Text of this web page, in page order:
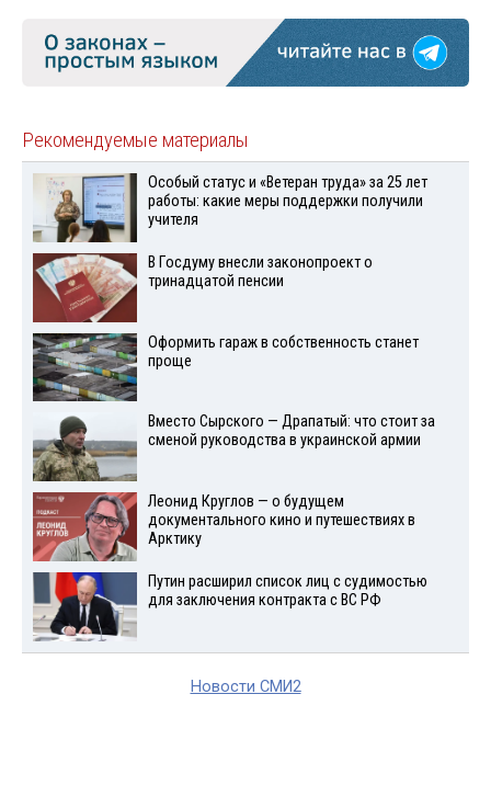
Рекомендуемые материалы
Особый статус и «Ветеран труда» за 25 лет
работы: какие меры поддержки получили
учителя
В Госдуму внесли законопроект о
тринадцатой пенсии
Оформить гараж в собственность станет
проще
Вместо Сырского — Драпатый: что стоит за
сменой руководства в украинской армии
Леонид Круглов — о будущем
документального кино и путешествиях в
Арктику
Путин расширил список лиц с судимостью
для заключения контракта с ВС РФ
Новости СМИ2